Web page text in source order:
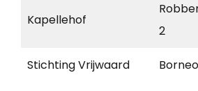
Kapellehof
2
Stichting Vrijwaard